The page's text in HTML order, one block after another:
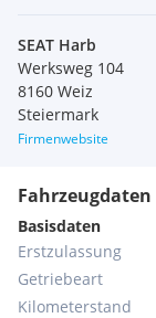
SEAT Harb
Werksweg 104
8160 Weiz
Steiermark
Firmenwebsite
Fahrzeugdaten
Basisdaten
Erstzulassung
Getriebeart
Kilometerstand